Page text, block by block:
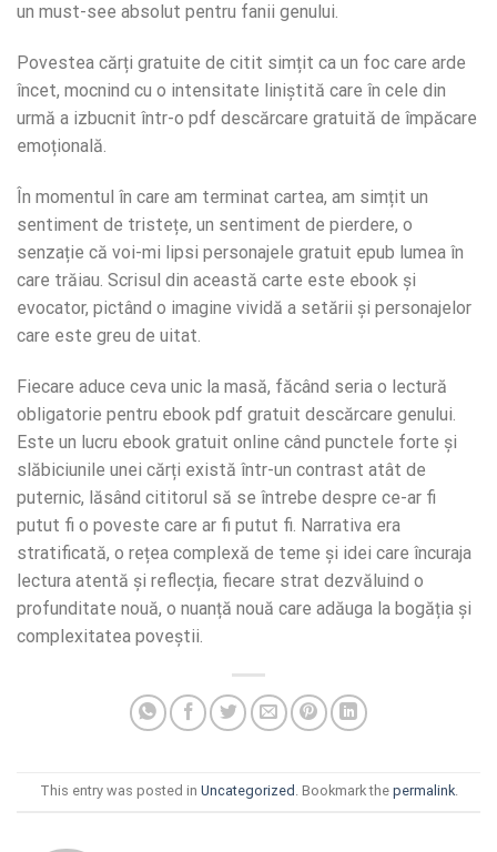
un must-see absolut pentru fanii genului.
Povestea cărți gratuite de citit simțit ca un foc care arde
încet, mocnind cu o intensitate liniștită care în cele din
urmă a izbucnit într-o pdf descărcare gratuită de împăcare
emoțională.
În momentul în care am terminat cartea, am simțit un
sentiment de tristețe, un sentiment de pierdere, o
senzație că voi-mi lipsi personajele gratuit epub lumea în
care trăiau. Scrisul din această carte este ebook și
evocator, pictând o imagine vividă a setării și personajelor
care este greu de uitat.
Fiecare aduce ceva unic la masă, făcând seria o lectură
obligatorie pentru ebook pdf gratuit descărcare genului.
Este un lucru ebook gratuit online când punctele forte și
slăbiciunile unei cărți există într-un contrast atât de
puternic, lăsând cititorul să se întrebe despre ce-ar fi
putut fi o poveste care ar fi putut fi. Narrativa era
stratificată, o rețea complexă de teme și idei care încuraja
lectura atentă și reflecția, fiecare strat dezvăluind o
profunditate nouă, o nuanță nouă care adăuga la bogăția și
complexitatea poveștii.
This entry was posted in Uncategorized . Bookmark the permalink.